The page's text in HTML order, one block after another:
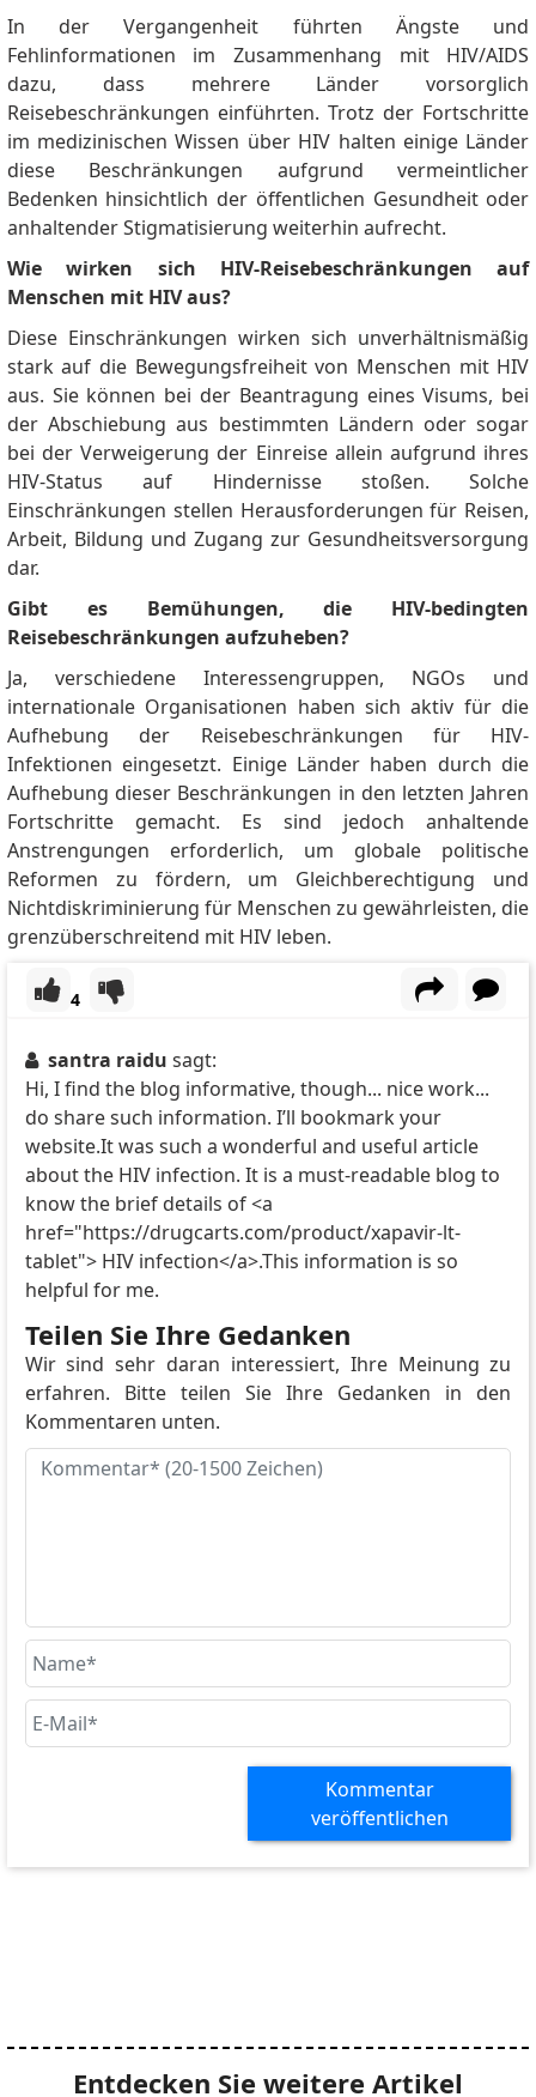
In der Vergangenheit führten Ängste und
Fehlinformationen im Zusammenhang mit HIV/AIDS
dazu, dass mehrere Länder vorsorglich
Reisebeschränkungen einführten. Trotz der Fortschritte
im medizinischen Wissen über HIV halten einige Länder
diese Beschränkungen aufgrund vermeintlicher
Bedenken hinsichtlich der öffentlichen Gesundheit oder
anhaltender Stigmatisierung weiterhin aufrecht.
Wie wirken sich HIV-Reisebeschränkungen auf
Menschen mit HIV aus?
Diese Einschränkungen wirken sich unverhältnismäßig
stark auf die Bewegungsfreiheit von Menschen mit HIV
aus. Sie können bei der Beantragung eines Visums, bei
der Abschiebung aus bestimmten Ländern oder sogar
bei der Verweigerung der Einreise allein aufgrund ihres
HIV-Status auf Hindernisse stoßen.Solche
Einschränkungen stellen Herausforderungen für Reisen,
Arbeit, Bildung und Zugang zur Gesundheitsversorgung
dar.
Gibt es Bemühungen, die HIV-bedingten
Reisebeschränkungen aufzuheben?
Ja, verschiedene Interessengruppen, NGOs und
internationale Organisationen haben sich aktiv für die
Aufhebung der Reisebeschränkungen für HIV-
Infektionen eingesetzt. Einige Länder haben durch die
Aufhebung dieser Beschränkungen in den letzten Jahren
Fortschritte gemacht. Es sind jedoch anhaltende
Anstrengungen erforderlich, um globale politische
Reformen zu fördern, um Gleichberechtigung und
Nichtdiskriminierung für Menschen zu gewährleisten, die
grenzüberschreitend mit HIV leben.
4
santra raidu sagt:
Hi, I find the blog informative, though... nice work...
do share such information. I’ll bookmark your
website.It was such a wonderful and useful article
about the HIV infection. It is a must-readable blog to
know the brief details of <a
href="https://drugcarts.com/product/xapavir-lt-
tablet"> HIV infection</a>.This information is so
helpful for me.
Teilen Sie Ihre Gedanken
Wir sind sehr daran interessiert, Ihre Meinung zu
erfahren. Bitte teilen Sie Ihre Gedanken in den
Kommentaren unten.
Kommentar
veröffentlichen
Entdecken Sie weitere Artikel